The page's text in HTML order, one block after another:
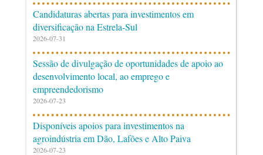
Candidaturas abertas para investimentos em
diversificação na Estrela-Sul
2026-07-31
Sessão de divulgação de oportunidades de apoio ao
desenvolvimento local, ao emprego e
empreendedorismo
2026-07-23
Disponíveis apoios para investimentos na
agroindústria em Dão, Lafões e Alto Paiva
2026-07-23